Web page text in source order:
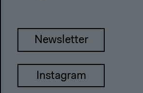
Newsletter
Instagram